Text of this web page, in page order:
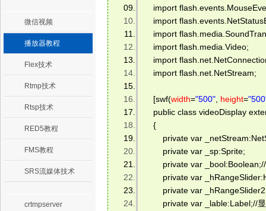
微信视频
播放器教程
Flex技术
Rtmp技术
Rtsp技术
RED5教程
FMS教程
SRS流媒体技术
crtmpserver
import
import
import
import flash.media.Video;
import
import flash.net.NetStream;
[swf(width="500" height=
public class videoDisplay
{
private var
private var _sp:Sprite;
private var _bool:Boolean;//
private var
private var
private var _lable:Label;//显